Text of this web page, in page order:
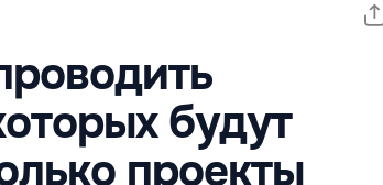
будут
проекты